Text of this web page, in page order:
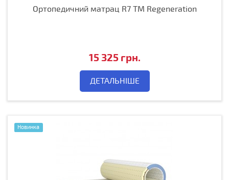
Ортопедичний матрац R7 ТМ Regeneration
15 325 грн.
ДЕТАЛЬНІШЕ
Новинка